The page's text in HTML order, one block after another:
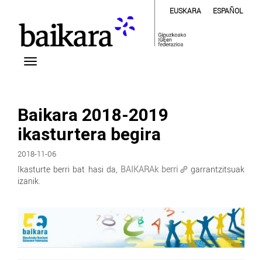
EUSKARA ESPAÑOL
Baikara 2018-2019
ikasturtera begira
2018-11-06
Ikasturte berri bat hasi da, BAIKARAk berri
garrantzitsuak
izanik.